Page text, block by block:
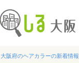
大阪府のヘアカラーの新着情報